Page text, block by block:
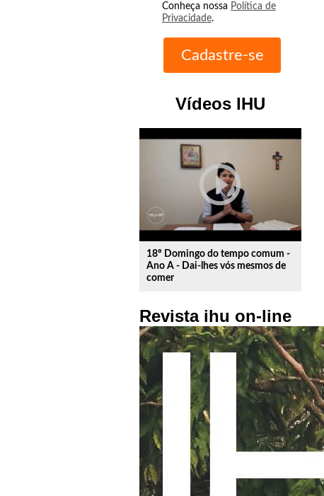
Conheça nossa Política de
Privacidade.
Vídeos IHU
play_circle_outline
18º Domingo do tempo comum -
Ano A - Dai-lhes vós mesmos de
comer
Revista ihu on-line